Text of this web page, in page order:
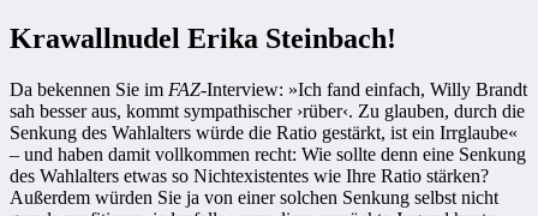
Krawallnudel Erika Steinbach!
Da bekennen Sie im FAZ-Interview: »Ich fand einfach, Willy Brandt
sah besser aus, kommt sympathischer ›rüber‹. Zu glauben, durch die
Senkung des Wahlalters würde die Ratio gestärkt, ist ein Irrglaube«
– und haben damit vollkommen recht: Wie sollte denn eine Senkung
des Wahlalters etwas so Nichtexistentes wie Ihre Ratio stärken?
Außerdem würden Sie ja von einer solchen Senkung selbst nicht